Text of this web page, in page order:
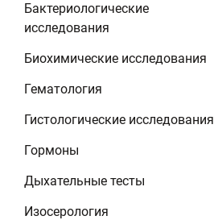
Бактериологические
исследования
Биохимические исследования
Гематология
Гистологические исследования
Гормоны
Дыхательные тесты
Изосерология